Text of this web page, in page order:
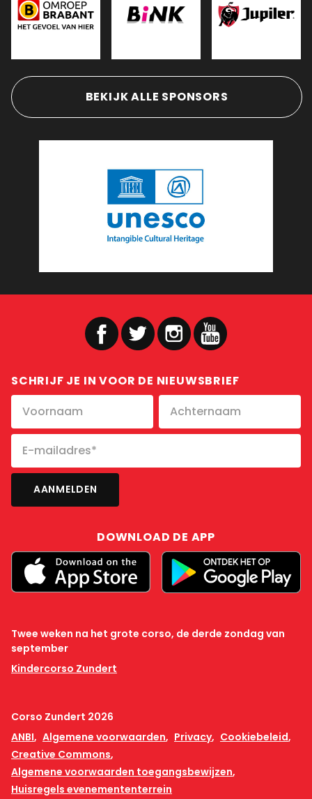
BEKIJK ALLE SPONSORS
SCHRIJF JE IN VOOR DE NIEUWSBRIEF
DOWNLOAD DE APP
Twee weken na het grote corso, de derde zondag van
september
Kindercorso Zundert
Corso Zundert 2026
ANBI
Algemene voorwaarden Privacy
Cookiebeleid
Creative Commons
Algemene voorwaarden toegangsbewijzen
Huisregels evenemententerrein